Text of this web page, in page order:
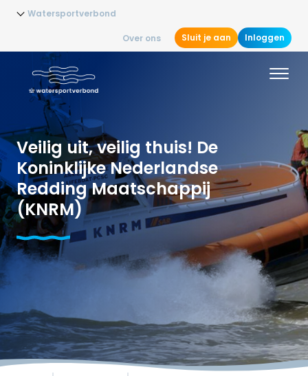
Watersportverbond
Over ons Sluit je aan Inloggen
Veilig uit, veilig thuis! De
Koninklijke Nederlandse
Redding Maatschappij
(KNRM)